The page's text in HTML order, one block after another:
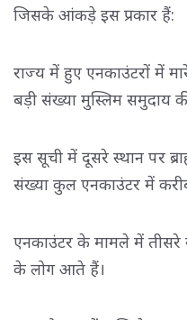
जिसके आंकड़े इस प्रकार हैं:
राज्य में हुए एनकाउंटरों में
बड़ी संख्या मुस्लिम समुदाय
इस सूची में दूसरे स्थान पर
संख्या कुल एनकाउंटर में
एनकाउंटर के मामले में तीसरे
के लोग आते हैं।